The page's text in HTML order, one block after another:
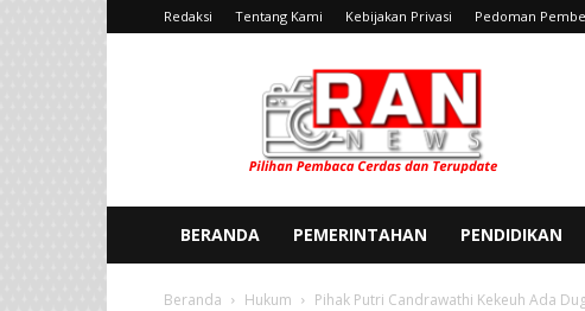
Redaksi Tentang Kami Kebijakan Privasi Pedoman
News
BERANDA PEMERINTAHAN PENDIDIKAN
Beranda Hukum Pihak Putri Candrawathi Kekeuh Ada